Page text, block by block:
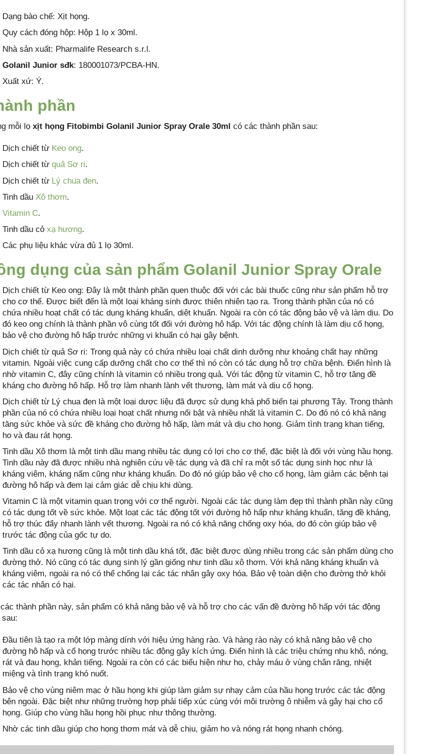
Dạng bào chế: Xịt họng.
Quy cách đóng hộp: Hộp 1 lọ x 30ml.
Nhà sản xuất: Pharmalife Research s.r.l.
Golanil Junior sđk: 180001073/PCBA-HN.
Xuất xứ: Ý.
phần
mỗi lọ xịt họng Fitobimbi Golanil Junior Spray Orale 30ml có các thành phần sau:
Dịch chiết từ Keo ong.
Dịch chiết từ quả Sơ ri.
Dịch chiết từ Lý chua đen.
Tinh dầu Xô thơm.
Vitamin C.
Tinh dầu cỏ xạ hương.
Các phụ liệu khác vừa đủ 1 lọ 30ml.
dụng của sản phẩm Golanil Junior Spray Orale
Dịch chiết từ Keo ong: Đây là một thành phần quen thuộc đối với các bài thuốc cũng như sản phẩm hỗ trợ
cho cơ thể. Được biết đến là một loại kháng sinh được thiên nhiên tạo ra. Trong thành phần của nó có
chứa nhiều hoạt chất có tác dụng kháng khuẩn, diệt khuẩn. Ngoài ra còn có tác động bảo vệ và làm dịu. Do
đó keo ong chính là thành phần vô cùng tốt đối với đường hô hấp. Với tác động chính là làm dịu cổ họng,
bảo vệ cho đường hô hấp trước những vi khuẩn có hại gây bệnh.
Dịch chiết từ quả Sơ ri: Trong quả này có chứa nhiều loại chất dinh dưỡng như khoáng chất hay những
vitamin. Ngoài việc cung cấp dưỡng chất cho cơ thể thì nó còn có tác dụng hỗ trợ chữa bệnh. Điển hình là
nhờ vitamin C, đây cũng chính là vitamin có nhiều trong quả. Với tác động từ vitamin C, hỗ trợ tăng đề
kháng cho đường hô hấp. Hỗ trợ làm nhanh lành vết thương, làm mát và dịu cổ họng.
Dịch chiết từ Lý chua đen là một loại dược liệu đã được sử dụng khá phổ biến tại phương Tây. Trong thành
phần của nó có chứa nhiều loại hoạt chất nhưng nổi bật và nhiều nhất là vitamin C. Do đó nó có khả năng
tăng sức khỏe và sức đề kháng cho đường hô hấp, làm mát và dịu cho họng. Giảm tình trạng khan tiếng,
ho và đau rát họng.
Tinh dầu Xô thơm là một tinh dầu mang nhiều tác dụng có lợi cho cơ thể, đặc biệt là đối với vùng hầu họng.
Tinh dầu này đã được nhiều nhà nghiên cứu về tác dụng và đã chỉ ra một số tác dụng sinh học như là
kháng viêm, kháng nấm cũng như kháng khuẩn. Do đó nó giúp bảo vệ cho cổ họng, làm giảm các bệnh tại
đường hô hấp và đem lại cảm giác dễ chịu khi dùng.
Vitamin C là một vitamin quan trọng với cơ thể người. Ngoài các tác dụng làm đẹp thì thành phần này cũng
có tác dụng tốt về sức khỏe. Một loạt các tác động tốt với đường hô hấp như kháng khuẩn, tăng đề kháng,
hỗ trợ thúc đẩy nhanh lành vết thương. Ngoài ra nó có khả năng chống oxy hóa, do đó còn giúp bảo vệ
trước tác động của gốc tự do.
Tinh dầu cỏ xạ hương cũng là một tinh dầu khá tốt, đặc biệt được dùng nhiều trong các sản phẩm dùng cho
đường thở. Nó cũng có tác dụng sinh lý gần giống như tinh dầu xô thơm. Với khả năng kháng khuẩn và
kháng viêm, ngoài ra nó có thể chống lại các tác nhân gây oxy hóa. Bảo vệ toàn diện cho đường thở khỏi
các tác nhân có hại.
thành phần này, sản phẩm có khả năng bảo vệ và hỗ trợ cho các vấn đề đường hô hấp với tác động
Đầu tiên là tạo ra một lớp màng dính với hiệu ứng hàng rào. Và hàng rào này có khả năng bảo vệ cho
đường hô hấp và cổ họng trước nhiều tác động gây kích ứng. Điển hình là các triệu chứng nhu khô, nóng,
rát và đau họng, khản tiếng. Ngoài ra còn có các biểu hiện như ho, chảy máu ở vùng chân răng, nhiệt
miệng và tình trạng khó nuốt.
Bảo vệ cho vùng niêm mạc ở hầu họng khi giúp làm giảm sự nhạy cảm của hầu họng trước các tác động
bên ngoài. Đặc biệt như những trường hợp phải tiếp xúc cùng với môi trường ô nhiễm và gây hại cho cổ
họng. Giúp cho vùng hầu họng hồi phục như thông thường.
Nhờ các tinh dầu giúp cho họng thơm mát và dễ chịu, giảm ho và nóng rát họng nhanh chóng.